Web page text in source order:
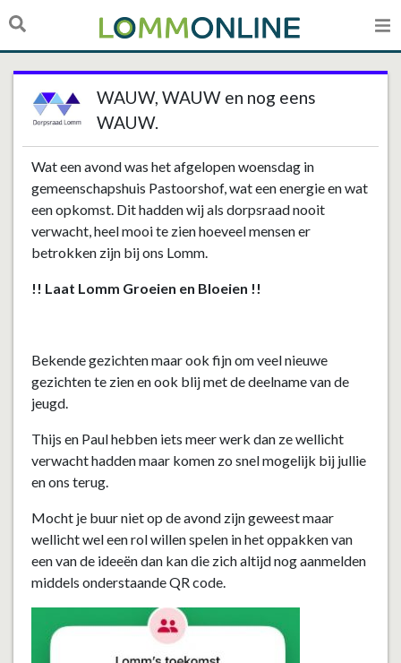
WAUW, WAUW en nog eens
WAUW.
Wat een avond was het afgelopen woensdag in
gemeenschapshuis Pastoorshof, wat een energie en wat
een opkomst. Dit hadden wij als dorpsraad nooit
verwacht, heel mooi te zien hoeveel mensen er
betrokken zijn bij ons Lomm.
!! Laat Lomm Groeien en Bloeien !!
Bekende gezichten maar ook fijn om veel nieuwe
gezichten te zien en ook blij met de deelname van de
jeugd.
Thijs en Paul hebben iets meer werk dan ze wellicht
verwacht hadden maar komen zo snel mogelijk bij jullie
en ons terug.
Mocht je buur niet op de avond zijn geweest maar
wellicht wel een rol willen spelen in het oppakken van
een van de ideeën dan kan die zich altijd nog aanmelden
middels onderstaande QR code.